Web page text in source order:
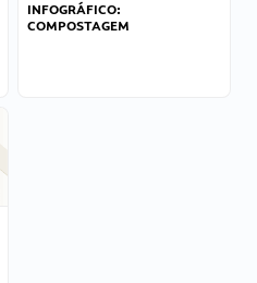
INFOGRÁFICO:
COMPOSTAGEM